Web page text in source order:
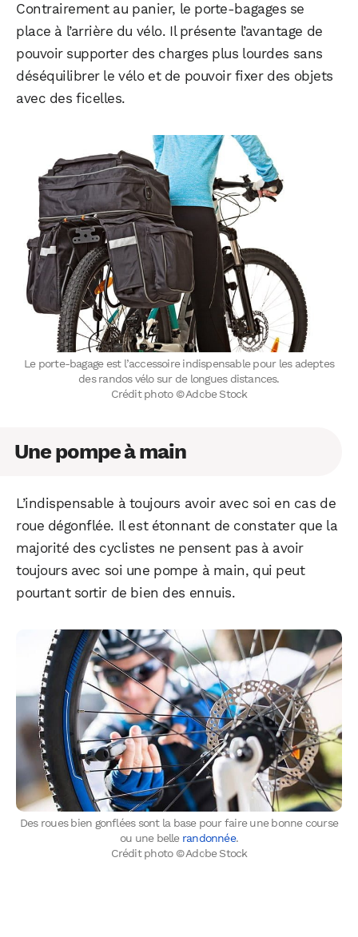
Contrairement au panier, le porte-bagages se
place à l’arrière du vélo. Il présente l’avantage de
pouvoir supporter des charges plus lourdes sans
déséquilibrer le vélo et de pouvoir fixer des objets
avec des ficelles.
Le porte-bagage est l’accessoire indispensable pour les adeptes
des randos vélo sur de longues distances.
Crédit photo © Adobe Stock
Une pompe à main
L’indispensable à toujours avoir avec soi en cas de
roue dégonflée. Il est étonnant de constater que la
majorité des cyclistes ne pensent pas à avoir
toujours avec soi une pompe à main, qui peut
pourtant sortir de bien des ennuis.
Des roues bien gonflées sont la base pour faire une bonne course
ou une belle randonnée.
Crédit photo © Adobe Stock